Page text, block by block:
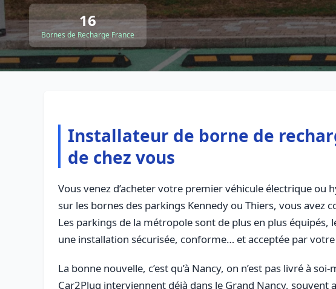
16
Bornes de Recharge France
Installateur de borne de
de chez vous
Vous venez d’acheter votre premier véhicule électrique
sur les bornes des parkings Kennedy ou Thiers, vous
Les parkings de la métropole sont de plus en plus
une installation sécurisée, conforme… et acceptée par
La bonne nouvelle, c’est qu’à Nancy, on n’est pas livré à
Car2Plug interviennent déjà dans le Grand Nancy, souvent